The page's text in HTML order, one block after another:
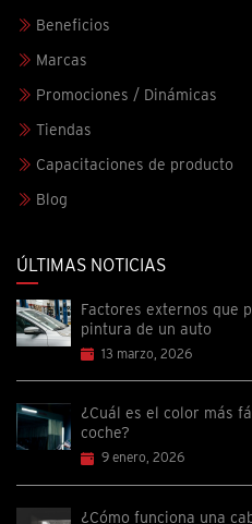
Beneficios
Marcas
Promociones / Dinámicas
Tiendas
Capacitaciones de producto
Blog
ÚLTIMAS NOTICIAS
Factores externos que
pintura de un auto
13 marzo, 2026
¿Cuál es el color más
coche?
9 enero, 2026
¿Cómo funciona una